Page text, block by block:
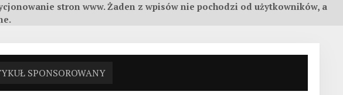
stron www. Żaden z wpisów nie pochodzi od użytkowników, a
SPONSOROWANY